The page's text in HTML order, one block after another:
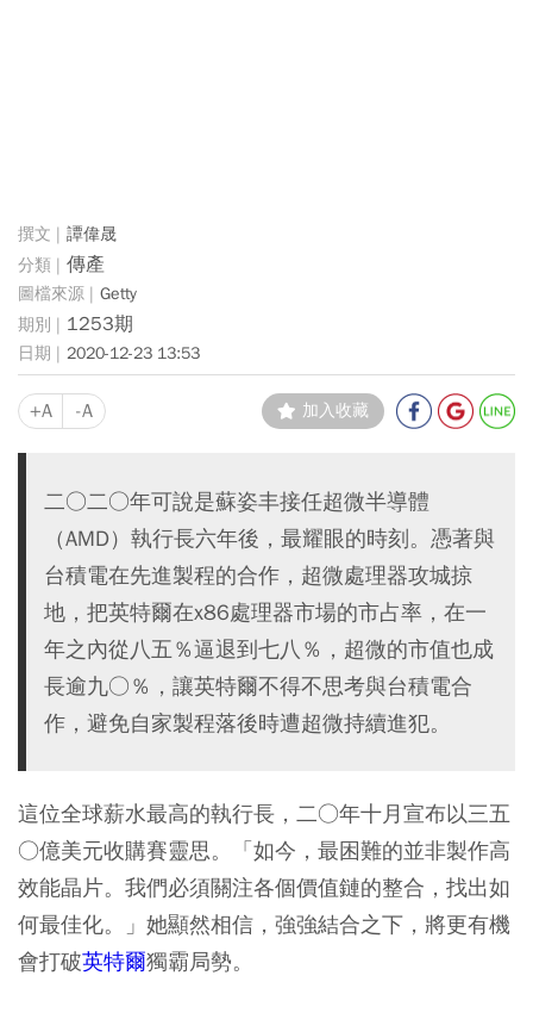
譚偉晟
傳產
Getty
1253期
2020-12-23 13:53
+A -A 加入收藏
二○二○年可說是蘇姿丰接任超微半導體
（AMD）執行長六年後，最耀眼的時刻。憑著與
台積電在先進製程的合作，超微處理器攻城掠
地，把英特爾在x86處理器市場的市占率，在一
年之內從八五％逼退到七八％，超微的市值也成
長逾九○％，讓英特爾不得不思考與台積電合
作，避免自家製程落後時遭超微持續進犯。
這位全球薪水最高的執行長，二○年十月宣布以三五
○億美元收購賽靈思。「如今，最困難的並非製作高
效能晶片。我們必須關注各個價值鏈的整合，找出如
何最佳化。」她顯然相信，強強結合之下，將更有機
會打破英特爾獨霸局勢。